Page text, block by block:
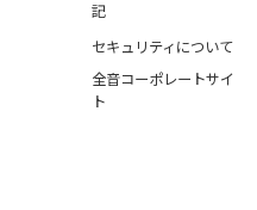
記
セキュリティについて
全音コーポレートサイ
ト